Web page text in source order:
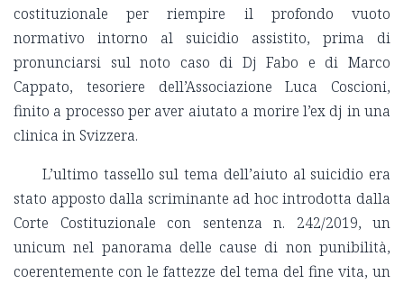
costituzionale per riempire il profondo vuoto
normativo intorno al suicidio assistito, prima di
pronunciarsi sul noto caso di Dj Fabo e di Marco
Cappato, tesoriere dell’Associazione Luca Coscioni,
finito a processo per aver aiutato a morire l’ex dj in una
clinica in Svizzera.
L’ultimo tassello sul tema dell’aiuto al suicidio era
stato apposto dalla scriminante ad hoc introdotta dalla
Corte Costituzionale con sentenza n. 242/2019, un
unicum nel panorama delle cause di non punibilità,
coerentemente con le fattezze del tema del fine vita, un